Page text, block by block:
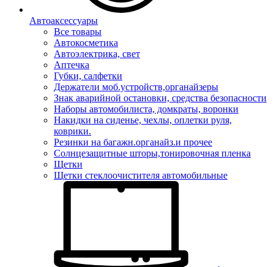
Автоаксессуары
Все товары
Автокосметика
Автоэлектрика, свет
Аптечка
Губки, салфетки
Держатели моб.устройств,органайзеры
Знак аварийной остановки, средства безопасности
Наборы автомобилиста, домкраты, воронки
Накидки на сиденье, чехлы, оплетки руля,
коврики.
Резинки на багажн.органайз.и прочее
Солнцезащитные шторы,тонировочная пленка
Щетки
Щетки стеклоочистителя автомобильные